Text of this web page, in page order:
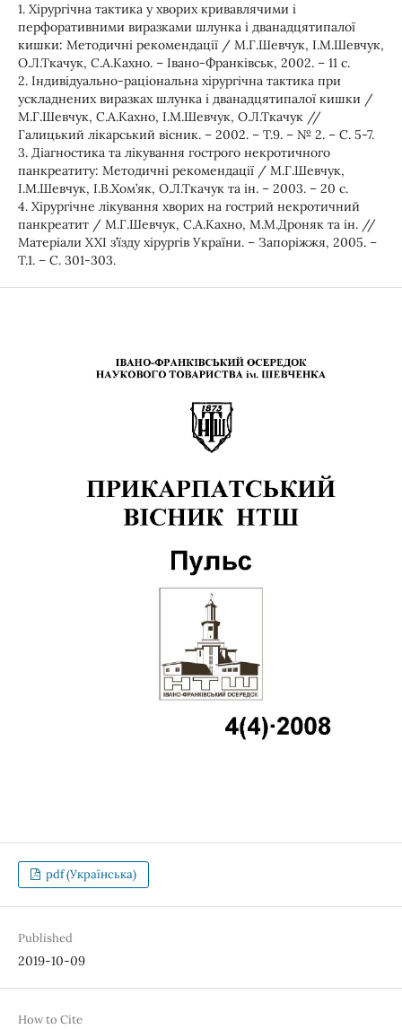
1. Хірургічна тактика у хворих кривавлячими і
перфоративними виразками шлунка і дванадцятипалої
кишки: Методичні рекомендації / М.Г.Шевчук, І.М.Шевчук,
О.Л.Ткачук, С.А.Кахно. – Івано-Франківськ, 2002. – 11 с.
2. Індивідуально-раціональна хірургічна тактика при
ускладнених виразках шлунка і дванадцятипалої кишки /
М.Г.Шевчук, С.А.Кахно, І.М.Шевчук, О.Л.Ткачук //
Галицький лікарський вісник. – 2002. – Т.9. – № 2. – С. 5-7.
3. Діагностика та лікування гострого некротичного
панкреатиту: Методичні рекомендації / М.Г.Шевчук,
І.М.Шевчук, І.В.Хом’як, О.Л.Ткачук та ін. – 2003. – 20 с.
4. Хірургічне лікування хворих на гострий некротичний
панкреатит / М.Г.Шевчук, С.А.Кахно, М.М.Дроняк та ін. //
Матеріали XXI з’їзду хірургів України. – Запоріжжя, 2005. –
Т.1. – С. 301-303.
pdf (Українська)
Published
2019-10-09
How to Cite